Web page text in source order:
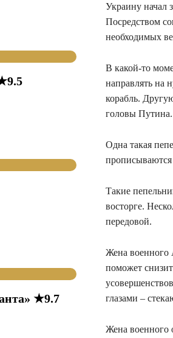
★9.7
Украину начал
Посредством
необходимых
В какой-то
направлять на
корабль.
головы Путина.
Одна такая
прописываются
Такие
восторге.
передовой.
Жена военного
поможет
глазами –
Жена военного